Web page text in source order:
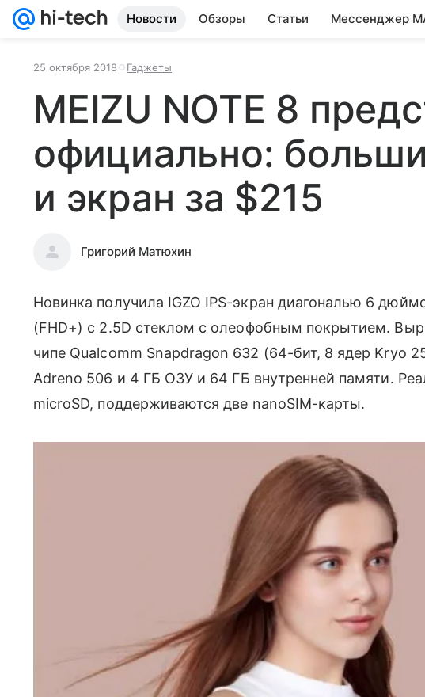
Новости Обзоры Статьи Мессенджер
25 октября 2018 Гаджеты
MEIZU NOTE 8
официально:
и экран за $215
Григорий Матюхин
Новинка получила IGZO IPS-экран диагональю 6
(FHD+) с 2.5D стеклом с олеофобным покрытием.
чипе Qualcomm Snapdragon 632 (64-бит, 8 ядер Kryo
Adreno 506 и 4 ГБ ОЗУ и 64 ГБ внутренней памяти.
microSD, поддерживаются две nanoSIM-карты.